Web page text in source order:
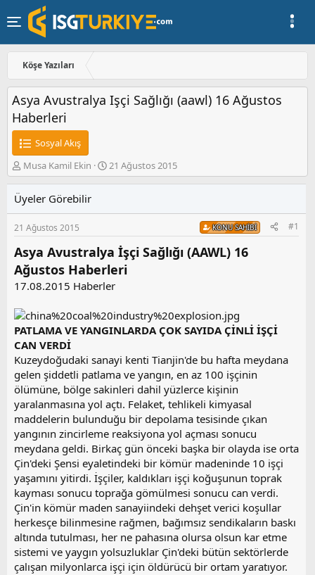
Köşe Yazıları
Asya Avustralya Işçi Sağlığı (aawl) 16 Ağustos
Haberleri
Sosyal Akış
K
o
u
y
u
b
a
ş
l
a
a
n
Musa Kamil Ekin
B
a
a
g
ı
ç
t
a
i
h
21 Ağustos 2015
Üyeler Görebilir
21 Ağustos 2015 KONU SAHIBI #1
Asya Avustralya İşçi Sağlığı (AAWL) 16
Ağustos Haberleri
17.08.2015 Haberler
PATLAMA VE YANGINLARDA ÇOK SAYIDA ÇİNLİ İŞÇİ
CAN VERDİ
Kuzeydoğudaki sanayi kenti Tianjin'de bu hafta meydana
gelen şiddetli patlama ve yangın, en az 100 işçinin
ölümüne, bölge sakinleri dahil yüzlerce kişinin
yaralanmasına yol açtı. Felaket, tehlikeli kimyasal
maddelerin bulunduğu bir depolama tesisinde çıkan
yangının zincirleme reaksiyona yol açması sonucu
meydana geldi. Birkaç gün önceki başka bir olayda ise orta
Çin'deki Şensi eyaletindeki bir kömür madeninde 10 işçi
yaşamını yitirdi. İşçiler, kaldıkları işçi koğuşunun toprak
kayması sonucu toprağa gömülmesi sonucu can verdi.
Çin'in kömür maden sanayiindeki dehşet verici koşullar
herkesçe bilinmesine rağmen, bağımsız sendikaların baskı
altında tutulması, her ne pahasına olursa olsun kar etme
sistemi ve yaygın yolsuzluklar Çin'deki bütün sektörlerde
çalışan milyonlarca işçi için öldürücü bir ortam yaratıyor.